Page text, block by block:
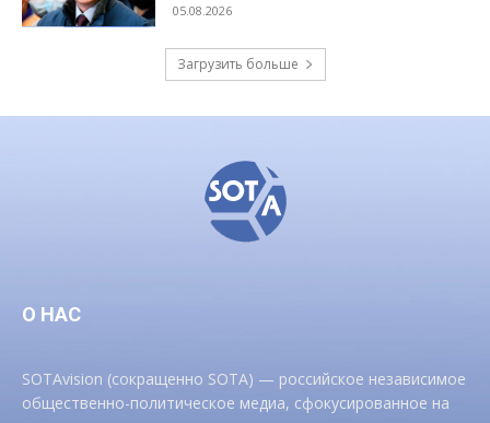
05.08.2026
Загрузить больше
О НАС
SOTAvision (сокращенно SOTA) — российское независимое
общественно-политическое медиа, сфокусированное на